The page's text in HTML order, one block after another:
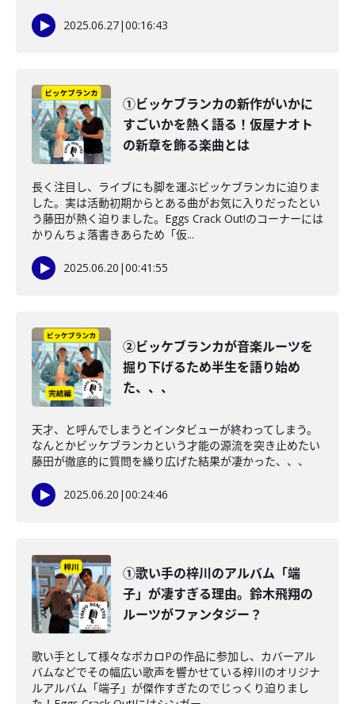
2025.06.27|00:16:43
①ビッケブランカの新作がいかに
すごいかを熱く語る！仮屋ナオト
の新章を飾る楽曲とは
長く注目し、ライブにも脚を運ぶビッケブランカに迫りま
した。実は活動初期からとある曲がお気に入りだったとい
う藤田が熱く迫りました。Eggs Crack Out!のコーナーには
かりんちょ落書きあらため「仮...
2025.06.20 |00:41:55
②ビッケブランカが音楽ルーツを
掘り下げるため半生を語り始め
た、、、
天才、と呼んでしまうとインタビューが終わってしまう。
なんとかビッケブランカという才能の源流を突き止めたい
藤田が徹底的に質問を繰り広げた結果が凄かった、、、
2025.06.20 |00:24:46
①歌い手の梓川のアルバム「端
子」が凄すぎる理由。鈴木飛翔の
ルーツがファンタジー？
歌い手として様々なボカロPの作品に参加し、カバーアル
バムなどでその幅広い歌声を響かせている梓川のオリジナ
ルアルバム「端子」が傑作すぎたのでじっくり迫りまし